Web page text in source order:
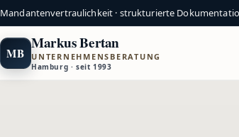
Mandantenvertraulichkeit · strukturierte
MB
Markus Bertan
UNTERNEHMENSBERATUNG
Hamburg · seit 1993